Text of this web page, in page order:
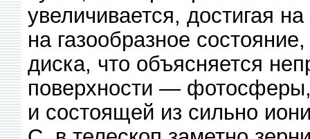
увеличивается, достигая
на газообразное
диска, что объясняется
поверхности —
и состоящей из сильно